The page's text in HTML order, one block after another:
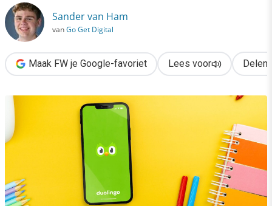
Sander van Ham
vanGo Get Digital
Maak FW je Google-favoriet Lees voor Delen